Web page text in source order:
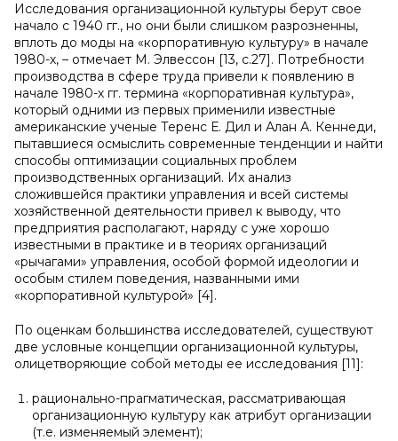
Исследования организационной культуры берут свое
начало с 1940 гг., но они были слишком разрозненны,
вплоть до моды на «корпоративную культуру» в начале
1980-х, – отмечает М. Элвессон [13, с.27]. Потребности
производства в сфере труда привели к появлению в
начале 1980-х гг. термина «корпоративная культура»,
который одними из первых применили известные
американские ученые Теренс Е. Дил и Алан А. Кеннеди,
пытавшиеся осмыслить современные тенденции и найти
способы оптимизации социальных проблем
производственных организаций. Их анализ
сложившейся практики управления и всей системы
хозяйственной деятельности привел к выводу, что
предприятия располагают, наряду с уже хорошо
известными в практике и в теориях организаций
«рычагами» управления, особой формой идеологии и
особым стилем поведения, названными ими
«корпоративной культурой» [4].
По оценкам большинства исследователей, существуют
две условные концепции организационной культуры,
олицетворяющие собой методы ее исследования [11]:
рационально-прагматическая, рассматривающая
организационную культуру как атрибут организации
(т.е. изменяемый элемент);